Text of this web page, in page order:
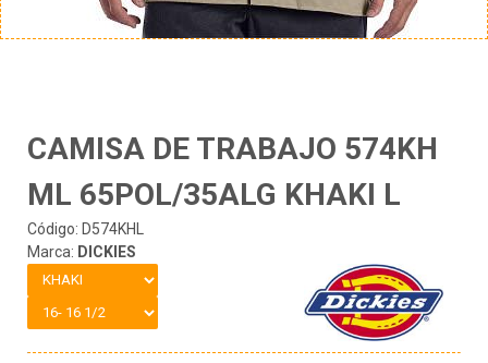
CAMISA DE TRABAJO 574KH
ML 65POL/35ALG KHAKI L
Código: D574KHL
Marca: DICKIES